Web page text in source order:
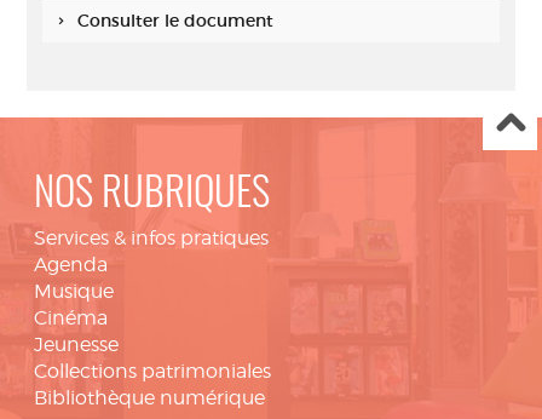
Consulter le document
NOS RUBRIQUES
Services & infos pratiques
Agenda
Musique
Cinéma
Jeunesse
Collections patrimoniales
Bibliothèque numérique